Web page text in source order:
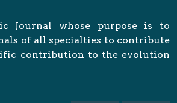
Journal whose purpose is to
of all specialties to contribute
contribution to the evolution